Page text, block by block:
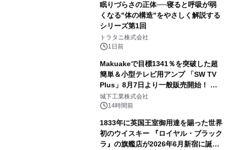
眠りづらさの正体──寝ると呼吸が弱
くなる"体の構造"をやさしく解説する
シリーズ第1回
トラタニ株式会社
1日前
Makuakeで目標1341％を突破した超
簡単＆小型テレビ用アンプ 「SW TV
Plus」8月7日より一般販売開始！ ケ
ーブル1本つなぐだけ、テレビの音が
ぐっと豊かに
城下工業株式会社
14時間前
1833年に英国王室御用達を賜った世界
初のウイスキー 『ロイヤル・ブラック
ラ』の旗艦店が2026年6月新宿に誕